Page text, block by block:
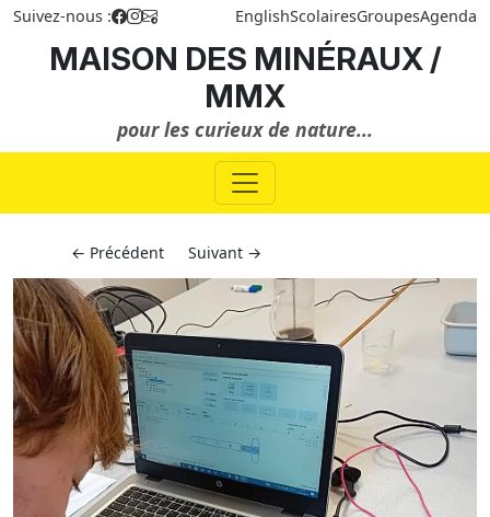
Suivez-nous : EnglishScolairesGroupesAgenda
MAISON DES MINÉRAUX /
MMX
pour les curieux de nature...
← Précédent Suivant →